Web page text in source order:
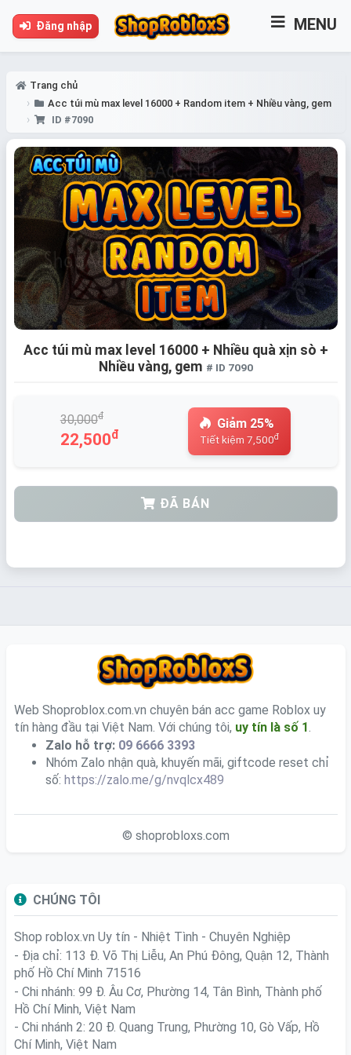
Đăng nhập MENU
Trang chủ
Acc túi mù max level 16000 + Random item + Nhiều vàng, gem
ID #7090
Acc túi mù max level 16000 + Nhiều quà xịn sò +
Nhiều vàng, gem # ID 7090
30,000đ
22,500đ
Giảm 25%
Tiết kiệm 7,500đ
ĐÃ BÁN
Web Shoproblox.com.vn chuyên bán acc game Roblox uy
tín hàng đầu tại Việt Nam. Với chúng tôi, uy tín là số 1.
Zalo hỗ trợ: 09 6666 3393
Nhóm Zalo nhận quà, khuyến mãi, giftcode reset chỉ
số: https://zalo.me/g/nvqlcx489
© shoprobloxs.com
CHÚNG TÔI
Shop roblox.vn Uy tín - Nhiệt Tình - Chuyên Nghiệp
- Địa chỉ: 113 Đ. Võ Thị Liễu, An Phú Đông, Quận 12, Thành
phố Hồ Chí Minh 71516
- Chi nhánh: 99 Đ. Âu Cơ, Phường 14, Tân Bình, Thành phố
Hồ Chí Minh, Việt Nam
- Chi nhánh 2: 20 Đ. Quang Trung, Phường 10, Gò Vấp, Hồ
Chí Minh, Việt Nam